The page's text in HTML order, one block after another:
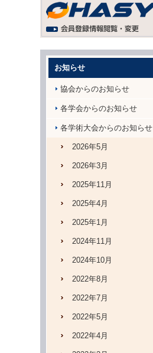
お知らせ
協会からのお知らせ
各学会からのお知らせ
各学術大会からのお知らせ
2026年5月
2026年3月
2025年11月
2025年4月
2025年1月
2024年11月
2024年10月
2022年8月
2022年7月
2022年5月
2022年4月